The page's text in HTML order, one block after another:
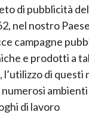
di pubblicità
nel nostro
campagne
e prodotti a
di
di lavoro